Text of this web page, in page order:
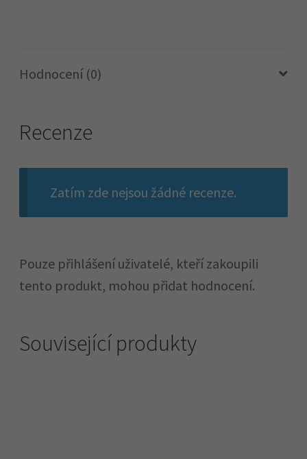
Hodnocení (0)
Recenze
Zatím zde nejsou žádné recenze.
Pouze přihlášení uživatelé, kteří zakoupili
tento produkt, mohou přidat hodnocení.
Související produkty